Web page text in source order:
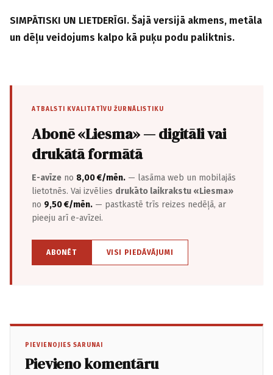
SIMPĀTISKI UN LIETDERĪGI. Šajā versijā akmens, metāla
un dēļu veidojums kalpo kā puķu podu paliktnis.
ATBALSTI KVALITATĪVU ŽURNĀLISTIKU
Abonē «Liesma» — digitāli vai
drukātā formātā
E-avīze no 8,00 €/mēn. — lasāma web un mobilajās
lietotnēs. Vai izvēlies drukāto laikrakstu «Liesma»
no 9,50 €/mēn. — pastkastē trīs reizes nedēļā, ar
pieeju arī e-avīzei.
ABONĒT VISI PIEDĀVĀJUMI
PIEVIENOJIES SARUNAI
Pievieno komentāru